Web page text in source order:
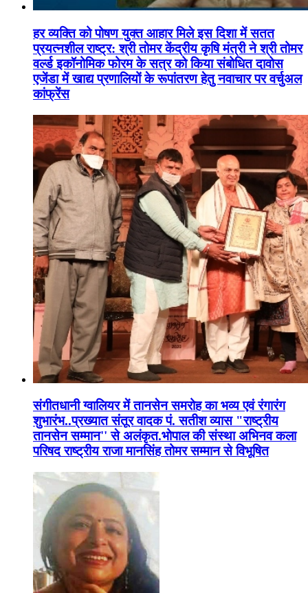
हर व्यक्ति को पोषण युक्त आहार मिले इस दिशा में सतत
प्रयत्नशील राष्ट्र: श्री तोमर केंद्रीय कृषि मंत्री ने श्री तोमर
वर्ल्ड इकॉनोमिक फोरम के सत्र को किया संबोधित दावोस
एजेंडा में खाद्य प्रणालियों के रूपांतरण हेतु नवाचार पर वर्चुअल
कांफ्रेंस
संगीतधानी ग्वालियर में तानसेन समरोह का भव्य एवं रंगारंग
शुभारंभ..प्रख्यात संतूर वादक पं. सतीश व्यास "राष्ट्रीय
तानसेन सम्मान'' से अलंकृत.भोपाल की संस्था अभिनव कला
परिषद राष्ट्रीय राजा मानसिंह तोमर सम्मान से विभूषित